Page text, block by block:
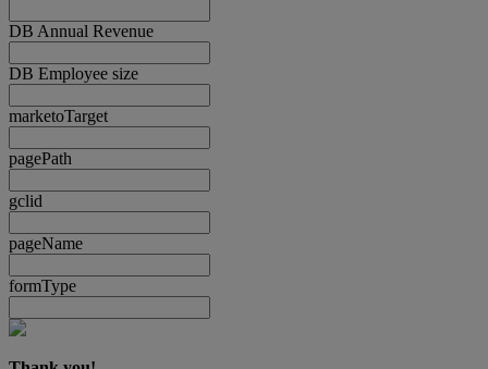
DB Annual Revenue
DB Employee size
marketoTarget
pagePath
gclid
pageName
formType